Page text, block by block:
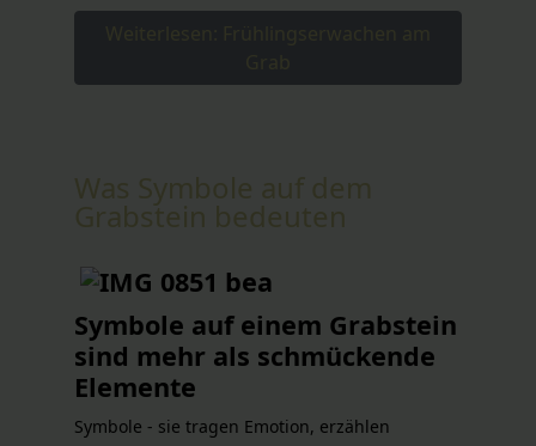
Was Symbole auf dem
Grabstein bedeuten
Symbole auf einem Grabstein
sind mehr als schmückende
Elemente
Symbole - sie tragen Emotion, erzählen